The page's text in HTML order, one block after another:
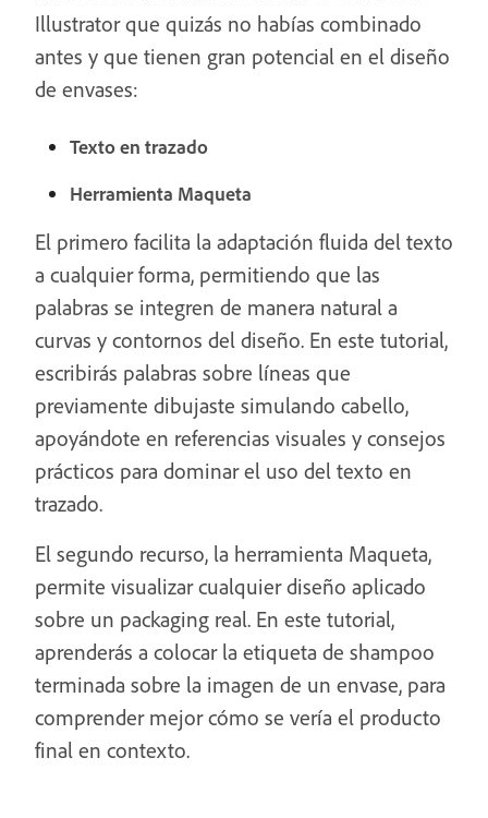
Illustrator que quizás no habías combinado
antes y que tienen gran potencial en el diseño
de envases:
Texto en trazado
Herramienta Maqueta
El primero facilita la adaptación fluida del texto
a cualquier forma, permitiendo que las
palabras se integren de manera natural a
curvas y contornos del diseño. En este tutorial,
escribirás palabras sobre líneas que
previamente dibujaste simulando cabello,
apoyándote en referencias visuales y consejos
prácticos para dominar el uso del texto en
trazado.
El segundo recurso, la herramienta Maqueta,
permite visualizar cualquier diseño aplicado
sobre un packaging real. En este tutorial,
aprenderás a colocar la etiqueta de shampoo
terminada sobre la imagen de un envase, para
comprender mejor cómo se vería el producto
final en contexto.